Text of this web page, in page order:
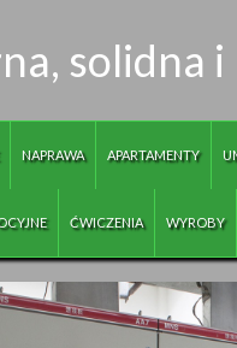
solidna
NAPRAWA APARTAMENTY
ĆWICZENIA WYROBY